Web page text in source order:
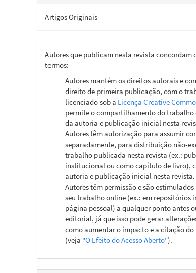
Artigos Originais
Autores que publicam nesta revista concordam
termos:
Autores mantém os direitos autorais e
direito de primeira publicação, com o
licenciado sob a Licença Creative
permite o compartilhamento do
da autoria e publicação inicial nesta
Autores têm autorização para assumir
separadamente, para distribuição não-
trabalho publicada nesta revista (ex.:
institucional ou como capítulo de livro),
autoria e publicação inicial nesta revista.
Autores têm permissão e são
seu trabalho online (ex.: em repositórios
página pessoal) a qualquer ponto antes
editorial, já que isso pode gerar
como aumentar o impacto e a citação
(veja "O Efeito do Acesso Aberto").